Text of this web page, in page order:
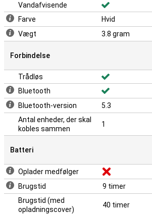
Vandafvisende
Farve
Hvid
Vægt
3.8 gram
Forbindelse
Trådløs
Bluetooth
Bluetooth-version
5.3
Antal enheder, der skal
kobles sammen
1
Batteri
Oplader medfølger
Brugstid
9 timer
Brugstid (med
opladningscover)
40 timer